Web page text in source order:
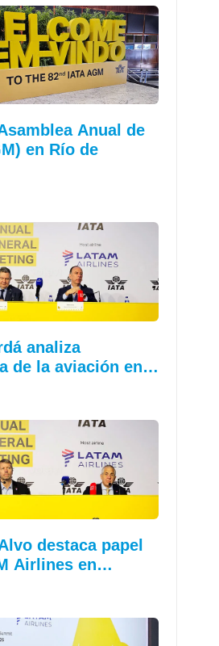
Anual de
en Río de
analiza
de la aviación en…
destaca papel
Airlines en…